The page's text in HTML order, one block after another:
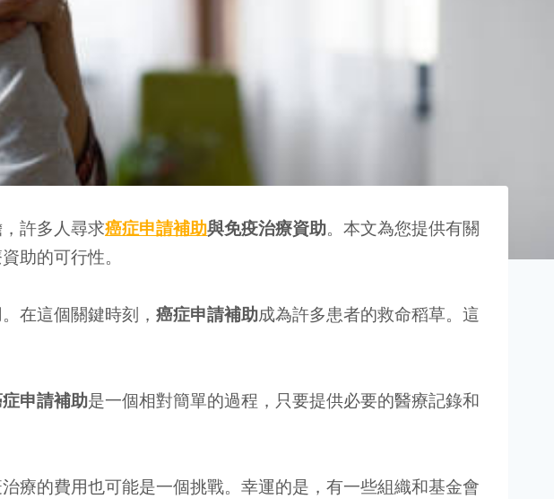
許多人尋求癌症申請補助與免疫治療資助。本文為您提供有關
助的可行性。
在這個關鍵時刻， 癌症申請補助成為許多患者的救命稻草。這
申請補助是一個相對簡單的過程，只要提供必要的醫療記錄和
療的費用也可能是一個挑戰。幸運的是，有一些組織和基金會